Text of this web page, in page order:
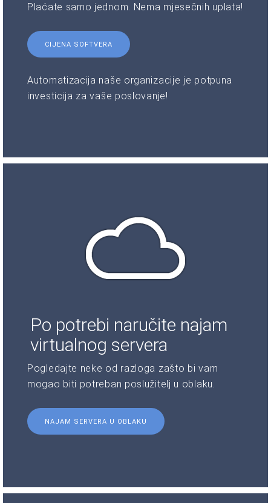
Plaćate samo jednom. Nema mjesečnih uplata!
CIJENA SOFTVERA
Automatizacija naše organizacije je potpuna
investicija za vaše poslovanje!
Po potrebi naručite najam
virtualnog servera
Pogledajte neke od razloga zašto bi vam
mogao biti potreban poslužitelj u oblaku.
NAJAM SERVERA U OBLAKU